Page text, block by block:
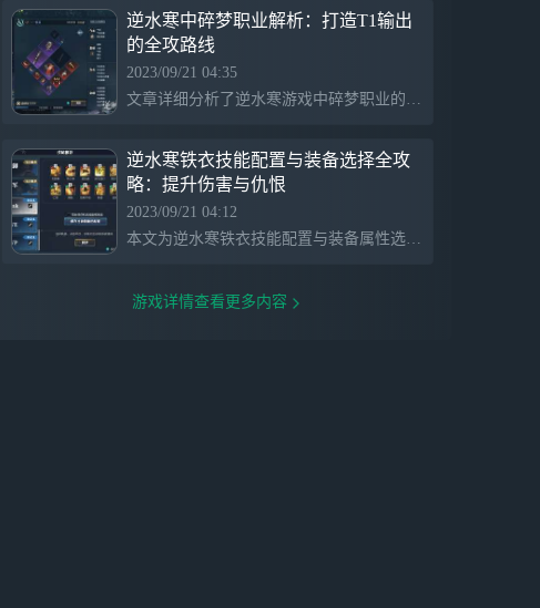
逆水寒中碎梦职业解析：打造T1输出
的全攻路线
2023/09/21 04:35
文章详细分析了逆水寒游戏中碎梦职业的定位、优劣势以及游戏策略。碎梦是一个高风险、高输出、防御力较弱的职业，需要玩家有良好的操作反应和装备累积。脆弱的防御力使其在大型游戏中容易阵亡。其高输出性能让玩家在掌握技能和机制之后，获得极高满足和快感。本文还给出了游戏初期的具体建议，例如优先弄好技能、戒指、手镯、项链和武器等装备，以及如何选择并合成首饰等。
逆水寒铁衣技能配置与装备选择全攻
略：提升伤害与仇恨
2023/09/21 04:12
本文为逆水寒铁衣技能配置与装备属性选择攻略，首先介绍了具有攒怒气、伤害、高仇恨以及位移等特性的武器技能，如无影拳、炼火拳、旋风腿等。然后，也指出了一些在特定环境下可能有用但通常情况下效果不理想的可选技能，例如开山拳、裂地斩和升龙拳。再者，提及了职业技能中的必备技能，如狮吼和怒威不动等，它们能带来嘲讽、减伤和保护队伍的效果。总的来说，本文针对铁衣bd的技能配置提供了全面的解析与推荐。
游戏详情查看更多内容